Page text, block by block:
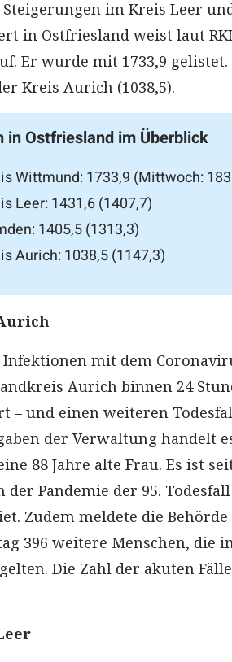
im Kreis Leer
in Ostfriesland weist laut
Er wurde mit 1733,9
Kreis Aurich (1038,5).
in Ostfriesland im Überblick
Wittmund: 1733,9 (Mittwoch:
Leer: 1431,6 (1407,7)
1405,5 (1313,3)
Aurich: 1038,5 (1147,3)
Infektionen mit dem
Aurich binnen 24
– und einen weiteren
der Verwaltung handelt
88 Jahre alte Frau. Es ist
der Pandemie der 95.
Zudem meldete die Behörde
396 weitere Menschen, die
Die Zahl der akuten